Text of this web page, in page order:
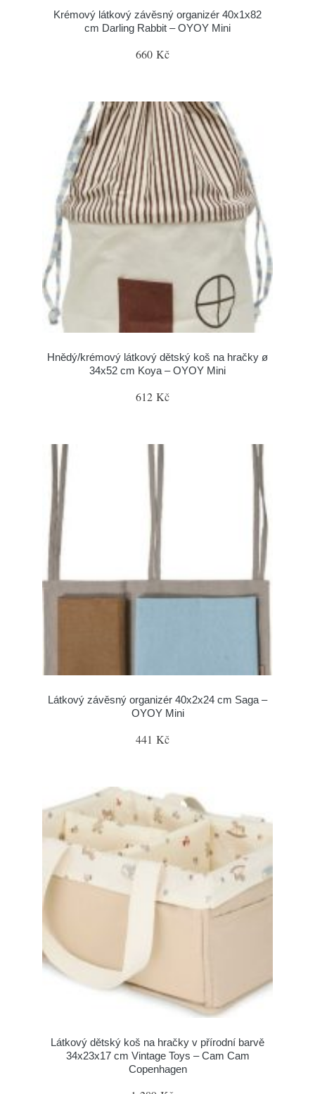
Krémový látkový závěsný organizér 40x1x82
cm Darling Rabbit – OYOY Mini
660 Kč
Hnědý/krémový látkový dětský koš na hračky ø
34x52 cm Koya – OYOY Mini
612 Kč
Látkový závěsný organizér 40x2x24 cm Saga –
OYOY Mini
441 Kč
Látkový dětský koš na hračky v přírodní barvě
34x23x17 cm Vintage Toys – Cam Cam
Copenhagen